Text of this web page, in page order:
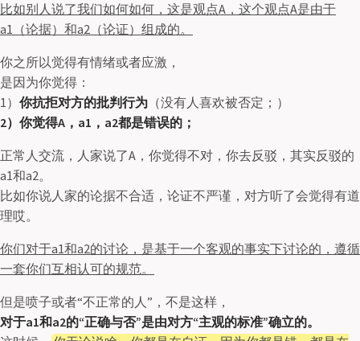
比如别人说了我们如何如何，这是观点A，这个观点A是由于
a1（论据）和a2（论证）组成的。
你之所以觉得有情绪或者应激，
是因为你觉得：
1） 你抗拒对方的批判行为 （没有人喜欢被否定；）
2）你觉得A，a1，a2都是错误的；
正常人交流，人家说了A，你觉得不对，你去反驳，其实反驳的
a1和a2。
比如你说人家的论据不合适，论证不严谨，对方听了会觉得有道
理哎。
你们对于a1和a2的讨论，是基于一个客观的事实下讨论的，遵循
一套你们互相认可的规范。
但是喷子或者“不正常的人”，不是这样，
对于a1和a2的“正确与否”是由对方“主观的标准”确立的。